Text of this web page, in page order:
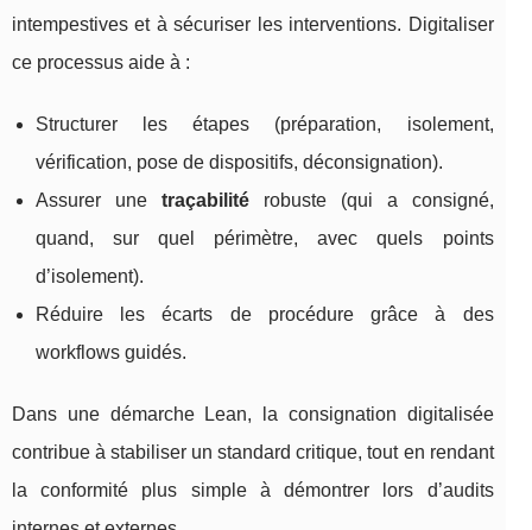
intempestives et à sécuriser les interventions. Digitaliser
ce processus aide à :
Structurer les étapes (préparation, isolement,
vérification, pose de dispositifs, déconsignation).
Assurer une traçabilitérobuste (qui a consigné,
quand, sur quel périmètre, avec quels points
d’isolement).
Réduire les écarts de procédure grâce à des
workflows guidés.
Dans une démarche Lean, la consignation digitalisée
contribue à stabiliser un standard critique, tout en rendant
la conformité plus simple à démontrer lors d’audits